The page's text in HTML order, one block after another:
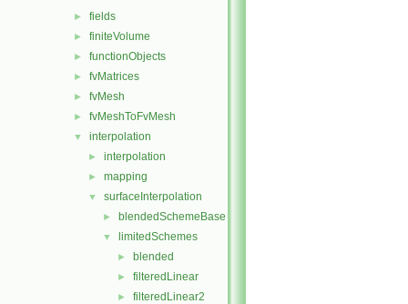
► fields
► finiteVolume
► functionObjects
► fvMatrices
► fvMesh
► fvMeshToFvMesh
▼ interpolation
► interpolation
► mapping
▼ surfaceInterpolation
► blendedSchemeBase
▼ limitedSchemes
► blended
► filteredLinear
► filteredLinear2